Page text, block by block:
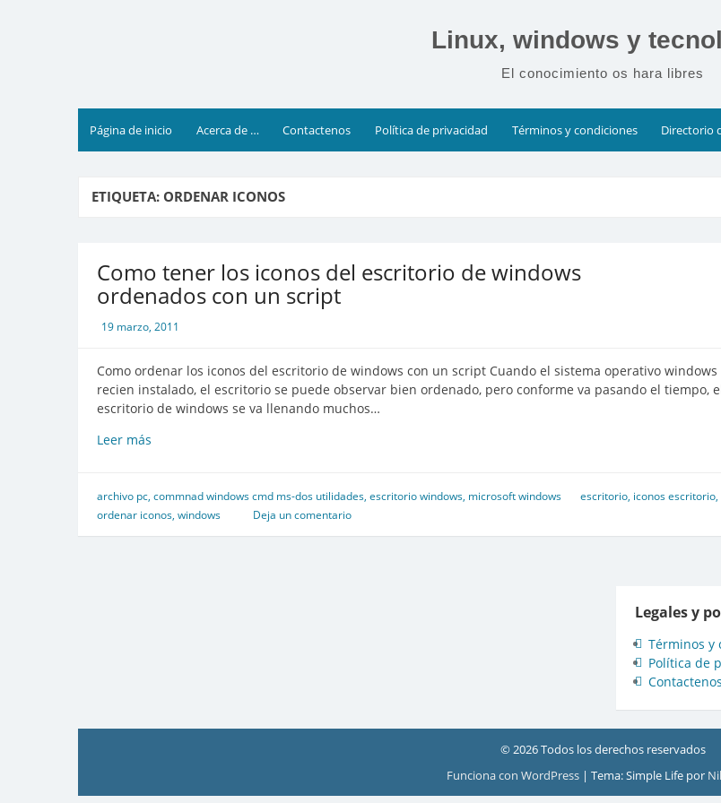
Linux, windows y
El conocimiento os hara libres
Página de inicio Acerca de … Contactenos Política de privacidad Términos y condiciones Directorio
ETIQUETA: ORDENAR ICONOS
Como tener los iconos del escritorio de windows
ordenados con un script
19 marzo, 2011
Como ordenar los iconos del escritorio de windows con un script Cuando el sistema operativo windows
recien instalado, el escritorio se puede observar bien ordenado, pero conforme va pasando el tiempo,
escritorio de windows se va llenando muchos…
Leer más
iconos
del
escritorio
archivo pc, commnad windows cmd ms-dos utilidades, escritorio windows, microsoft windows escritorio, iconos escritorio,
ordenar iconos, windows Deja un comentario
Legales y
Términos y
Política de
Contactenos
© 2026 Todos los derechos reservados
Funciona con WordPress | Tema: Simple Life por